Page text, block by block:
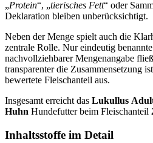
„Protein“, „tierisches Fett“ oder
Deklaration bleiben unberücksichtigt.
Neben der Menge spielt auch die
zentrale Rolle. Nur eindeutig
nachvollziehbarer Mengenangabe
transparenter die Zusammensetzung
bewertete Fleischanteil aus.
Insgesamt erreicht das Lukullus
Huhn Hundefutter beim Fleischanteil
Inhaltsstoffe im Detail